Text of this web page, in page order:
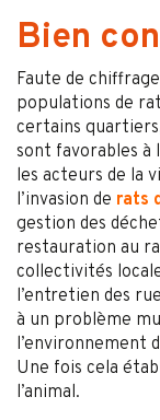
Bien
Faute de
populations de
certains
sont favorables à
les acteurs de la
l’invasion de rats
gestion des
restauration au
collectivités
l’entretien des
à un problème
l’environnement
Une fois cela
l’animal.